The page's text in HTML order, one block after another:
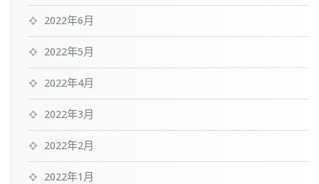
2022年6月
2022年5月
2022年4月
2022年3月
2022年2月
2022年1月